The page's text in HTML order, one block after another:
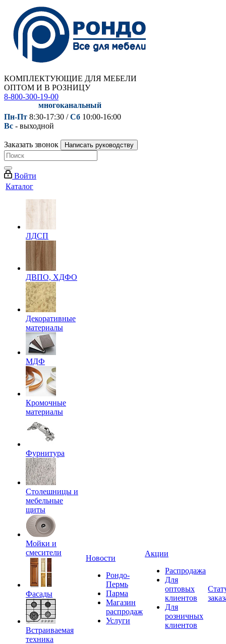
КОМПЛЕКТУЮЩИЕ ДЛЯ МЕБЕЛИ
ОПТОМ И В РОЗНИЦУ
8-800-300-19-00
многоканальный
Пн-Пт 8:30-17:30 /Сб 10:00-16:00
Вс - выходной
Заказать звонок Написать руководству
Войти
Каталог
ЛДСП
ДВПО, ХДФО
Декоративные
материалы
МДФ
Кромочные
материалы
Фурнитура
Столешницы и
мебельные
щиты
Мойки и
смесители
Фасады
Встраиваемая
техника
Новости
Рондо-
Пермь
Парма
Магазин
распродаж
Услуги
Акции
Распродажа
Для
оптовых
клиентов
Для
розничных
клиентов